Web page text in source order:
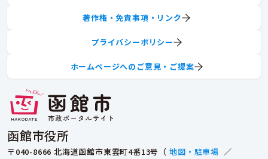
函館市役所
〒040-8666 北海道函館市東雲町4番13号（ 地図・駐車場 ／
著作権・免責事項・リンク
プライバシーポリシー
ホームページへのご意見・ご提案